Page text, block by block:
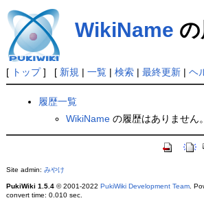
WikiName
[ トップ] [ 新規 | 一覧| 検索| 最終更新| ヘ
履歴一覧
WikiName の履歴はありません。
Site admin: みやけ
PukiWiki 1.5.4© 2001-2022 PukiWiki Development Team.
convert time: 0.010 sec.